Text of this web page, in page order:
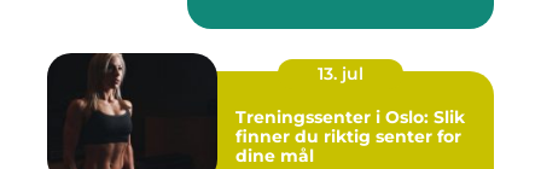
13. jul
Treningssenter i Oslo: Slik
finner du riktig senter for
dine mål